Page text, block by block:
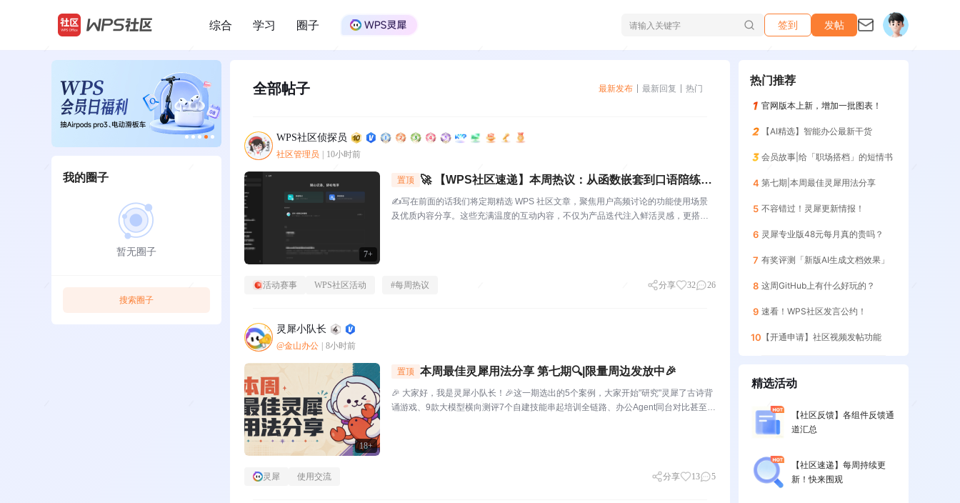
/
综合 学习 圈子 签到 发帖
我的圈子
暂无圈子
搜索圈子
全部帖子 最新发布 最新回复 热门
WPS社区侦探员
社区管理员 10小时前
7+
置顶
🚀 【WPS社区速递】本周热议：从函数嵌套到口语陪练，
这期社区创作者太会了！
✍️写在前面的话我们将定期精选 WPS 社区文章，聚焦用户高频讨论的功能使用场景
及优质内容分享。这些充满温度的互动内容，不仅为产品迭代注入鲜活灵感，更搭建
活动赛事 WPS社区活动 #每周热议 分享 32 26
灵犀小队长
@金山办公 8小时前
18+
置顶 本周最佳灵犀用法分享 第七期🔍|限量周边发放中🎉
🎉 大家好，我是灵犀小队长！🎉这一期选出的5个案例，大家开始"研究"灵犀了古诗背
诵游戏、9款大模型横向测评7个自建技能串起培训全链路、办公Agent同台对比甚至灵
灵犀 使用交流 分享 13 5
热门推荐
官网版本上新，增加一批图表！
【AI精选】智能办公最新干货
会员故事|给「职场搭档」的短情书
4 第七期|本周最佳灵犀用法分享
5 不容错过！灵犀更新情报！
6 灵犀专业版48元每月真的贵吗？
7 有奖评测「新版AI生成文档效果」
8 这周GitHub上有什么好玩的？
9 速看！WPS社区发言公约！
10 【开通申请】社区视频发帖功能
精选活动
【社区反馈】各组件反馈通
道汇总
【社区速递】每周持续更
新！快来围观